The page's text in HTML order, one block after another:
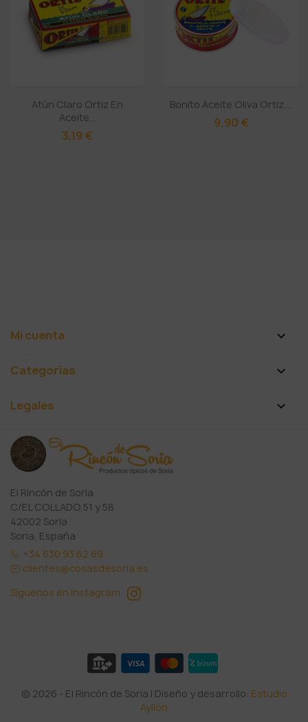
Atún Claro Ortiz En
Aceite...
3,19 €
Bonito Aceite Oliva Ortiz....
9,90 €
Mi cuenta 
Categorías 
Legales 
El Rincón de Soria
C/EL COLLADO,51 y 58
42002 Soria
Soria, España
+34 630 93 62 69
clientes@cosasdesoria.es
Síguenos en Instagram
© 2026 - El Rincón de Soria | Diseño y desarrollo: Estudio
Ayllón